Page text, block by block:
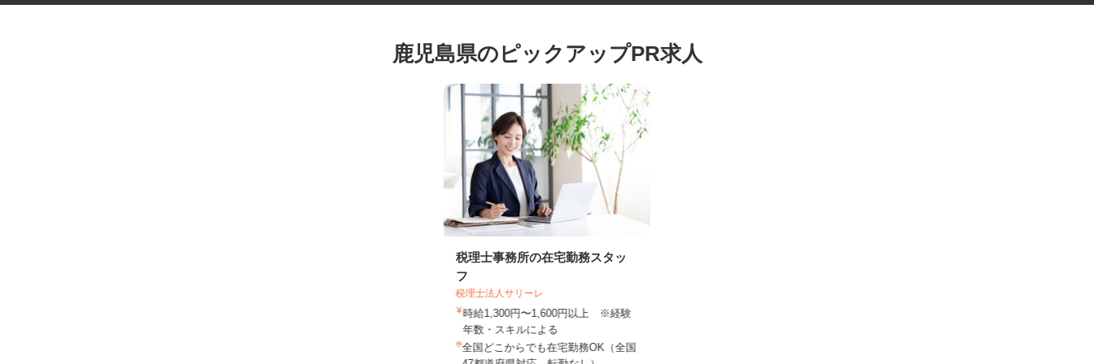
鹿児島県のピックアップPR求人
税理士事務所の在宅勤務スタッ
フ
税理士法人サリーレ
時給1,300円〜1,600円以上 ※経験
年数・スキルによる